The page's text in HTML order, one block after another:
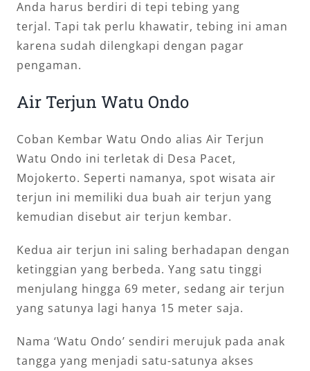
Anda harus berdiri di tepi tebing yang
terjal. Tapi tak perlu khawatir, tebing ini aman
karena sudah dilengkapi dengan pagar
pengaman.
Air Terjun Watu Ondo
Coban Kembar Watu Ondo alias Air Terjun
Watu Ondo ini terletak di Desa Pacet,
Mojokerto. Seperti namanya, spot wisata air
terjun ini memiliki dua buah air terjun yang
kemudian disebut air terjun kembar.
Kedua air terjun ini saling berhadapan dengan
ketinggian yang berbeda. Yang satu tinggi
menjulang hingga 69 meter, sedang air terjun
yang satunya lagi hanya 15 meter saja.
Nama ‘Watu Ondo’ sendiri merujuk pada anak
tangga yang menjadi satu-satunya akses